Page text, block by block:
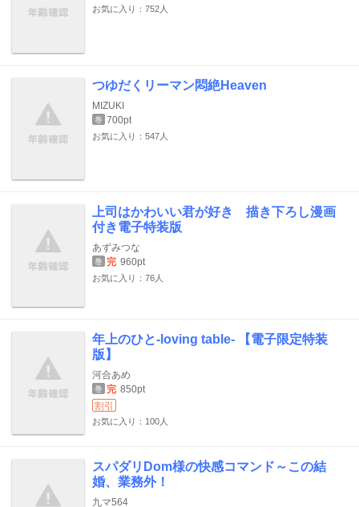
お気に入り：752人
つゆだくリーマン悶絶Heaven
MIZUKI
巻 700pt
お気に入り：547人
上司はかわいい君が好き 描き下ろし漫画
付き電子特装版
あずみつな
巻 完 960pt
お気に入り：76人
年上のひと-loving table- 【電子限定特装
版】
河合あめ
巻 完 850pt
割引
お気に入り：100人
スパダリDom様の快感コマンド～この結
婚、業務外！
九マ564